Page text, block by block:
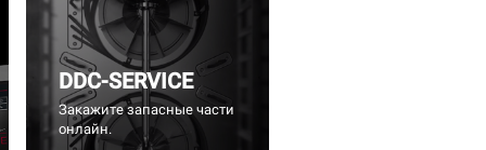
DDC-SERVICE
Закажите запасные части
онлайн.